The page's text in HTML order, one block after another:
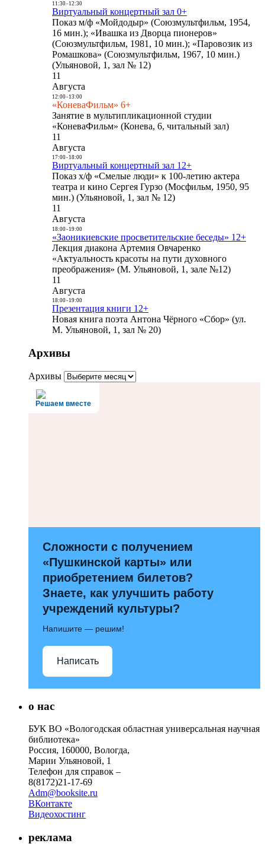
11:30- 12:30
Виртуальный концертный зал 0+
Показ м/ф «Мойдодыр» (Союзмультфильм, 1954,
16 мин.); «Ивашка из Дворца пионеров»
(Союзмультфильм, 1981, 10 мин.); «Паровозик из
Ромашкова» (Союзмультфильм, 1967, 10 мин.)
(Ульяновой, 1, зал № 12)
11
Августа
12:00- 13:00
«КоневаФильм» 6+
Занятие в мультипликационной студии
«КоневаФильм» (Конева, 6, читальный зал)
11
Августа
17:00- 18:00
Виртуальный концертный зал 12+
Показ х/ф «Смелые люди» к 100-летию актера
театра и кино Сергея Гурзо (Мосфильм, 1950, 95
мин.) (Ульяновой, 1, зал № 12)
11
Августа
18:00- 19:00
«Заоникиевские просветительские беседы» 12+
Лекция диакона Артемия Овчаренко
«Актуальность красоты на пути духовного
преображения» (М. Ульяновой, 1, зале №12)
11
Августа
18:00- 19:00
Презентация книги 12+
Новая книга поэта Антона Чёрного «Сбор» (ул.
М. Ульяновой, 1, зал № 20)
Архивы
Архивы
Решаем вместе
Сложности с получением
«Пушкинской карты» или
приобретением билетов?
Знаете, как улучшить работу
учреждений культуры?
Напишите — решим!
Написать
о нас
БУК ВО «Вологодская областная универсальная научная
библиотека»
Россия, 160000, Вологда,
Марии Ульяновой, 1
Телефон для справок –
8(8172)21-17-69
Adm@booksite.ru
ВКонтакте
Видеохостинг
реклама